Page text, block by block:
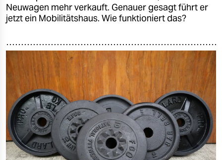
Neuwagen mehr verkauft. Genauer gesagt führt er
jetzt ein Mobilitätshaus. Wie funktioniert das?